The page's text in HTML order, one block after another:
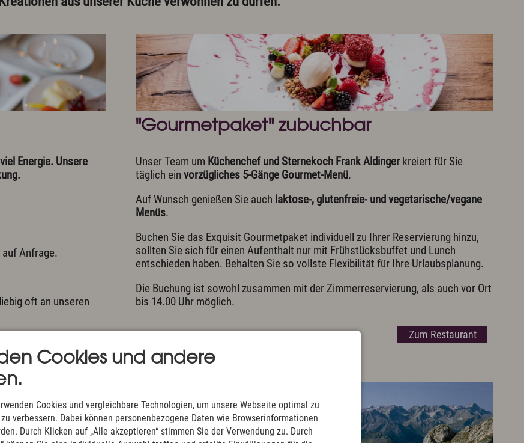
Energie. Unsere
Anfrage.
oft an unseren
"Gourmetpaket" zubuchbar
Unser Team um Küchenchef und Sternekoch Frank Aldingerkreiert für Sie
täglich ein vorzügliches 5-Gänge Gourmet-Menü.
Auf Wunsch genießen Sie auch laktose-, glutenfreie- und vegetarische/vegane
Menüs.
Buchen Sie das Exquisit Gourmetpaket individuell zu Ihrer Reservierung hinzu,
sollten Sie sich für einen Aufenthalt nur mit Frühstücksbuffet und Lunch
entschieden haben. Behalten Sie so vollste Flexibilität für Ihre Urlaubsplanung.
Die Buchung ist sowohl zusammen mit der Zimmerreservierung, als auch vor Ort
bis 14.00 Uhr möglich.
Zum Restaurant
Cookies und andere
Cookies und vergleichbare Technologien, um unsere Webseite optimal zu
verbessern. Dabei können personenbezogene Daten wie Browserinformationen
Durch Klicken auf „Alle akzeptieren“ stimmen Sie der Verwendung zu. Durch